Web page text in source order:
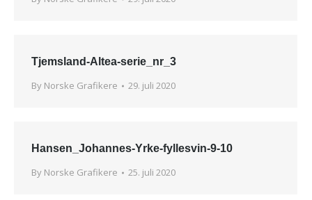
Tjemsland-Altea-serie_nr_3
By Norske Grafikere 29. juli 2020
Hansen_Johannes-Yrke-fyllesvin-9-10
By Norske Grafikere 25. juli 2020